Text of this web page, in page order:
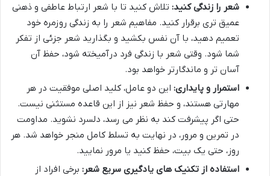
شعر را زندگی کنید: تلاش کنید تا با شعر ارتباط عاطفی و ذهنی
عمیق تری برقرار کنید. مفاهیم شعر را به زندگی روزمره خود
تعمیم دهید، با آن نفس بکشید و بگذارید شعر جزئی از تفکر
شما شود. وقتی شعر با زندگی فرد درآمیخته شود، حفظ آن
آسان تر و ماندگارتر خواهد بود.
استمرار و پایداری: این دو عامل، کلید اصلی موفقیت در هر
مهارتی هستند، و حفظ شعر نیز از این قاعده مستثنی نیست.
حتی اگر پیشرفت کند به نظر می رسد، دلسرد نشوید. مداومت
در تمرین و مرور، در نهایت به تسلط کامل منجر خواهد شد. هر
روز، حتی یک بیت، حفظ کنید یا مرور نمایید.
استفاده از تکنیک های یادگیری سریع شعر: برخی افراد از